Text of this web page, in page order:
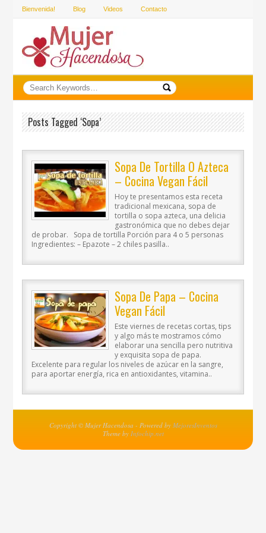
Bienvenida! Blog Videos Contacto
Posts Tagged ‘sopa’
Sopa De Tortilla O Azteca
– Cocina Vegan Fácil
Hoy te presentamos esta receta
tradicional mexicana, sopa de
tortilla o sopa azteca, una delicia
gastronómica que no debes dejar
de probar. Sopa de tortilla Porción para 4 o 5 personas
Ingredientes: – Epazote – 2 chiles pasilla..
Sopa De Papa – Cocina
Vegan Fácil
Este viernes de recetas cortas, tips
y algo más te mostramos cómo
elaborar una sencilla pero nutritiva
y exquisita sopa de papa.
Excelente para regular los niveles de azúcar en la sangre,
para aportar energía, rica en antioxidantes, vitamina..
Copyright © Mujer Hacendosa - Powered by MejoresInventos
Theme by Infochip.net